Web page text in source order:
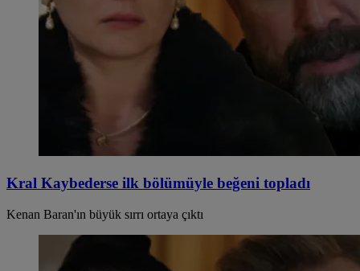
Kral Kaybederse ilk bölümüyle beğeni topladı
Kenan Baran'ın büyük sırrı ortaya çıktı